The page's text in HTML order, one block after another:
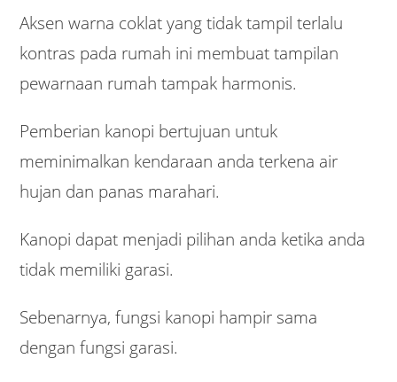
Aksen warna coklat yang tidak tampil terlalu
kontras pada rumah ini membuat tampilan
pewarnaan rumah tampak harmonis.
Pemberian kanopi bertujuan untuk
meminimalkan kendaraan anda terkena air
hujan dan panas marahari.
Kanopi dapat menjadi pilihan anda ketika anda
tidak memiliki garasi.
Sebenarnya, fungsi kanopi hampir sama
dengan fungsi garasi.